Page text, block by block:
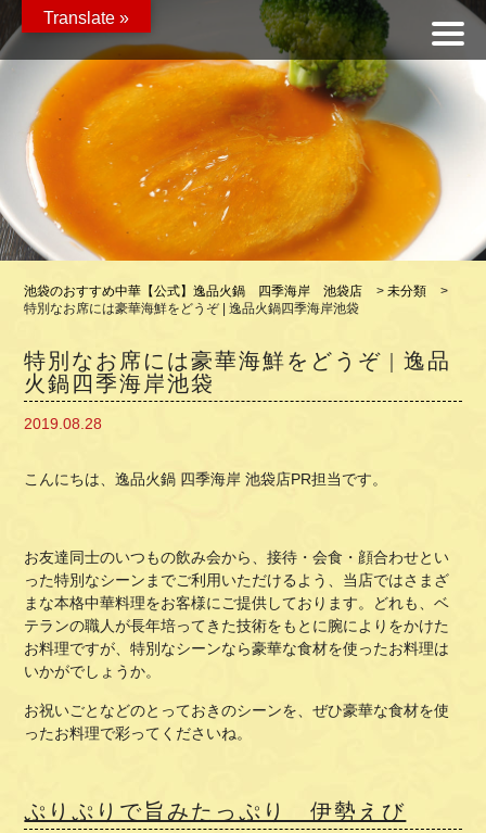
池袋のおすすめ中華【公式】逸品火鍋 四季海岸 池袋店 >未分類
>
特別なお席には豪華海鮮をどうぞ | 逸品火鍋四季海岸池袋
特別なお席には豪華海鮮をどうぞ | 逸品
火鍋四季海岸池袋
2019.08.28
こんにちは、逸品火鍋 四季海岸 池袋店PR担当です。
お友達同士のいつもの飲み会から、接待・会食・顔合わせとい
った特別なシーンまでご利用いただけるよう、当店ではさまざ
まな本格中華料理をお客様にご提供しております。どれも、ベ
テランの職人が長年培ってきた技術をもとに腕によりをかけた
お料理ですが、特別なシーンなら豪華な食材を使ったお料理は
いかがでしょうか。
お祝いごとなどのとっておきのシーンを、ぜひ豪華な食材を使
ったお料理で彩ってくださいね。
ぷりぷりで旨みたっぷり 伊勢えび
Translate »